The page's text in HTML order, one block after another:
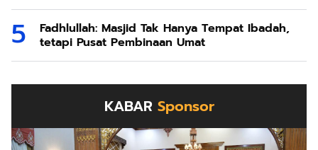
Fadhlullah: Masjid Tak Hanya Tempat Ibadah,
tetapi Pusat Pembinaan Umat
KABAR Sponsor